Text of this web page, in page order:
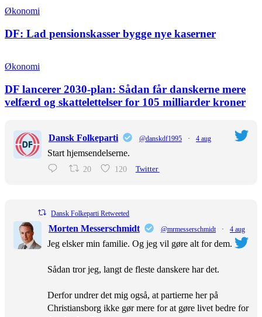
Økonomi
DF: Lad pensionskasser bygge nye kaserner
Økonomi
DF lancerer 2030-plan: Sådan får danskerne mere
velfærd og skattelettelser for 105 milliarder kroner
Dansk Folkeparti @danskdf1995 · 4 aug
Start hjemsendelserne.
20 120 Twitter
Dansk Folkeparti Retweeted
Morten Messerschmidt @mrmesserschmidt · 4 aug
Jeg elsker min familie. Og jeg vil gøre alt for dem.
Sådan tror jeg, langt de fleste danskere har det.
Derfor undrer det mig også, at partierne her på
Christiansborg ikke gør mere for at gøre livet bedre for